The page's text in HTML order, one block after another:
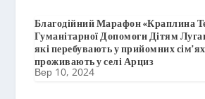
Благодійний Марафон «Краплина
Гуманітарної Допомоги Дітям
які перебувають у прийомних
проживають у селі Арциз
Вер 10, 2024